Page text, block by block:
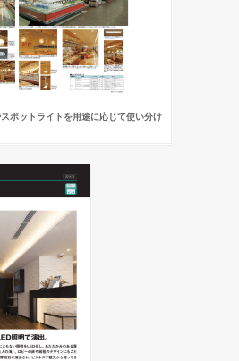
ポットライトを用途に応じて使い分け